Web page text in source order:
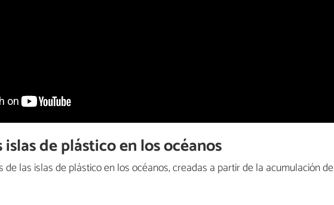
islas de plástico en los océanos
de las islas de plástico en los océanos, creadas a partir de la acumulación de